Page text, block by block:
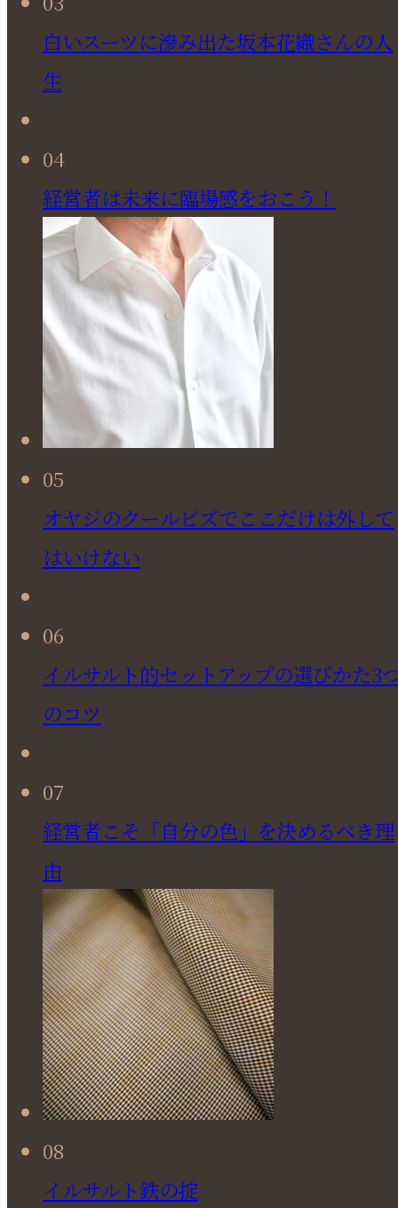
白いスーツに滲み出た坂本花織さんの人
生
04
経営者は未来に臨場感をおこう！
05
オヤジのクールビズでここだけは外して
はいけない
06
イルサルト的セットアップの選びかた3
のコツ
07
経営者こそ「自分の色」を決めるべき理
由
08
イルサルト鉄の掟